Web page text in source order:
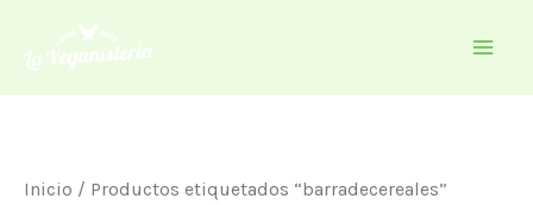
Inicio / Productos etiquetados “barradecereales”